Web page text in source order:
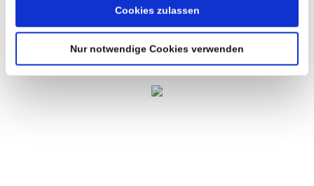
Cookies zulassen
Nur notwendige Cookies verwenden
Modell 120/105